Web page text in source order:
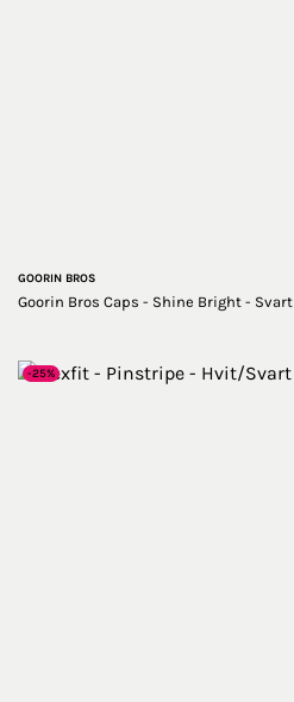
GOORIN BROS
Goorin Bros Caps - Shine Bright - Svart
-25%